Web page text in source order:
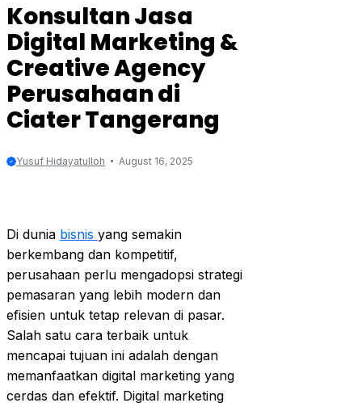
Konsultan Jasa
Digital Marketing &
Creative Agency
Perusahaan di
Ciater Tangerang
Yusuf Hidayatulloh August 16, 2025
Di dunia bisnis yang semakin
berkembang dan kompetitif,
perusahaan perlu mengadopsi strategi
pemasaran yang lebih modern dan
efisien untuk tetap relevan di pasar.
Salah satu cara terbaik untuk
mencapai tujuan ini adalah dengan
memanfaatkan digital marketing yang
cerdas dan efektif. Digital marketing